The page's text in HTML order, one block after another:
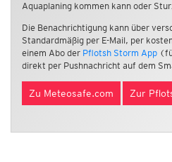
Aquaplaning kommen kann oder
Die Benachrichtigung kann über
Standardmäßig per E-Mail, per
einem Abo der Pflotsh Storm App
direkt per Pushnachricht auf dem
Zu Meteosafe.com Zur